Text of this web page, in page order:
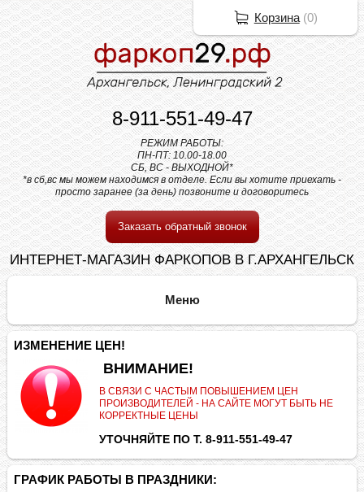
8-911-551-49-47
РЕЖИМ РАБОТЫ:
ПН-ПТ: 10.00-18.00
СБ, ВС - ВЫХОДНОЙ*
*в сб,вс мы можем находимся в отделе. Если вы хотите приехать -
просто заранее (за день) позвоните и договоритесь
Заказать обратный звонок
ИНТЕРНЕТ-МАГАЗИН ФАРКОПОВ В Г.АРХАНГЕЛЬСК
ИЗМЕНЕНИЕ ЦЕН!
ВНИМАНИЕ!
В СВЯЗИ С ЧАСТЫМ ПОВЫШЕНИЕМ ЦЕН
ПРОИЗВОДИТЕЛЕЙ - НА САЙТЕ МОГУТ БЫТЬ НЕ
КОРРЕКТНЫЕ ЦЕНЫ
УТОЧНЯЙТЕ ПО Т. 8-911-551-49-47
ГРАФИК РАБОТЫ В ПРАЗДНИКИ:
Корзина(0)